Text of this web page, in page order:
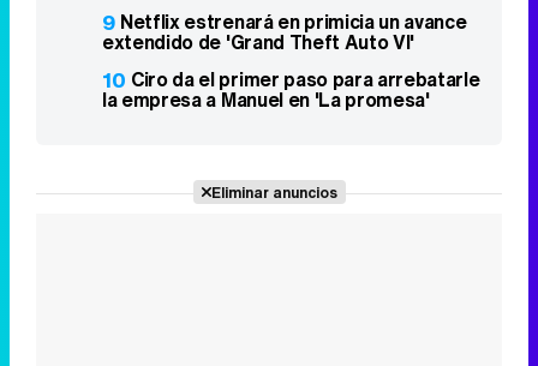
9 Netflix estrenará en primicia un avance
extendido de 'Grand Theft Auto VI'
10 Ciro da el primer paso para arrebatarle
la empresa a Manuel en 'La promesa'
Eliminar anuncios